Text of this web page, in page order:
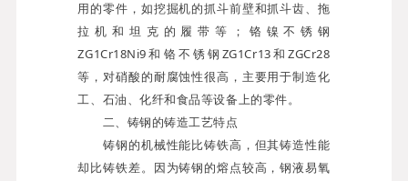
用的零件，如挖掘机的抓斗前壁和抓斗齿、拖
拉机和坦克的履带等；铬镍不锈钢
ZG1Cr18Ni9和铬不锈钢ZG1Cr13和ZGCr28
等，对硝酸的耐腐蚀性很高，主要用于制造化
工、石油、化纤和食品等设备上的零件。
二、铸钢的铸造工艺特点
铸钢的机械性能比铸铁高，但其铸造性能
却比铸铁差。因为铸钢的熔点较高，钢液易氧